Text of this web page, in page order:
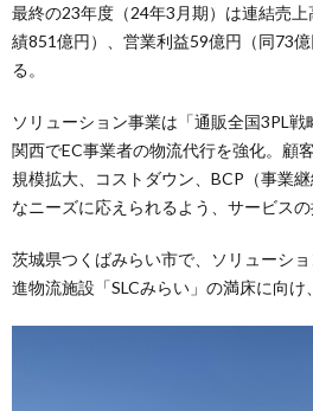
最終の23年度（24年3月期）は連結売
績851億円）、営業利益59億円（同73
る。
ソリューション事業は「通販全国3PL戦
関西でEC事業者の物流代行を強化。顧
規模拡大、コストダウン、BCP（事業
なニーズに応えられるよう、サービスの
茨城県つくばみらい市で、ソリューシ
進物流施設「SLCみらい」の満床に向け